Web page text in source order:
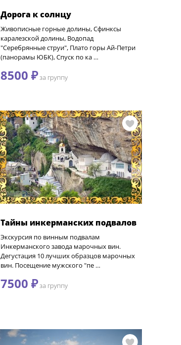
Дорога к солнцу
Живописные горные долины, Сфинксы
каралезской долины, Водопад
"Серебрянные струи", Плато горы Ай-Петри
(панорамы ЮБК), Спуск по ка …
8500 ₽за группу
Тайны инкерманских подвалов
Экскурсия по винным подвалам
Инкерманского завода марочных вин.
Дегустация 10 лучших образцов марочных
вин. Посещение мужского "пе …
7500 ₽за группу